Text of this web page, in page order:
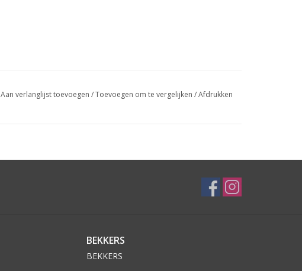
Aan verlanglijst toevoegen /Toevoegen om te vergelijken /Afdrukken
BEKKERS
BEKKERS